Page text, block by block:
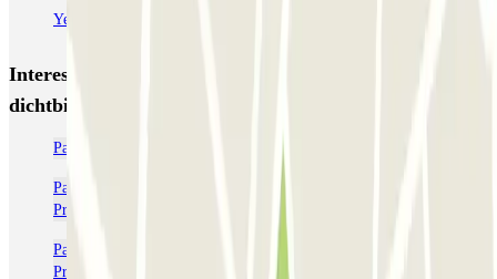
Yellowpark Marseille - Service Navette
Interessante plaatsen en evenementen
dichtbij Yellowpark Marseille - Service Navette
Parkeergarage op Luchthaven Marseille Provence (MRS)
Parkeerplaatsen dichtbij Terminal 2 bij het vliegveld van Marseille
Provence (MRS)
Parkeerplaatsen dichtbij Terminal 1 bij het vliegveld van Marseille
Provence (MRS)